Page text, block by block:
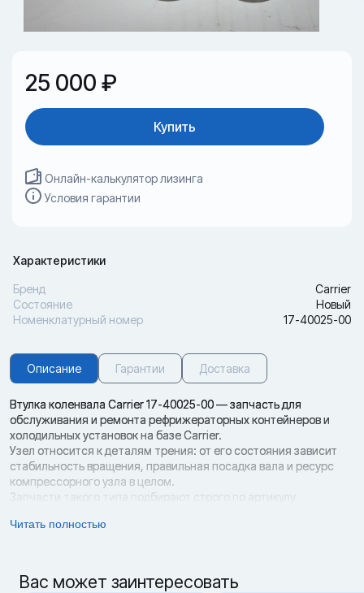
25 000 ₽
Купить
Онлайн-калькулятор лизинга
Условия гарантии
Характеристики
Бренд
Carrier
Состояние
Новый
Номенклатурный номер
17-40025-00
Описание Гарантии Доставка
Втулка коленвала Carrier 17-40025-00 — запчасть для
обслуживания и ремонта рефрижераторных контейнеров и
холодильных установок на базе Carrier.
Узел относится к деталям трения: от его состояния зависит
стабильность вращения, правильная посадка вала и ресурс
компрессорного узла в целом.
Запчасти такого типа подбирают строго по артикулу
совместимость с конкретной сборкой).
Артикул: 17-40025-00
Читать полностью
Вас может заинтересовать